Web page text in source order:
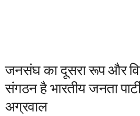
जनसंघ का दूसरा रूप और
संगठन है भारतीय जनता
अग्रवाल